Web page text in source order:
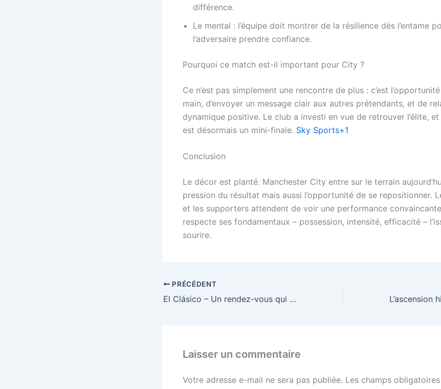
différence.
Le mental : l’équipe doit montrer de la résilience dès l’entame
l’adversaire prendre confiance.
Pourquoi ce match est-il important pour City ?
Ce n’est pas simplement une rencontre de plus : c’est
main, d’envoyer un message clair aux autres prétendants, et de
dynamique positive. Le club a investi en vue de retrouver l’élite,
est désormais un mini-finale. Sky Sports+1
Conclusion
Le décor est planté. Manchester City entre sur le terrain
pression du résultat mais aussi l’opportunité de se repositionner.
et les supporters attendent de voir une performance
respecte ses fondamentaux – possession, intensité, efficacité –
sourire.
PRÉCÉDENT
El Clásico – Un rendez-vous qui dépasse le simple match
Laisser un commentaire
Votre adresse e-mail ne sera pas publiée. Les champs